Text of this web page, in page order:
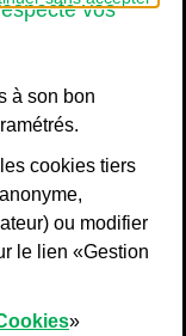
vos
à son bon
cookies tiers
ou modifier
le lien «Gestion
»